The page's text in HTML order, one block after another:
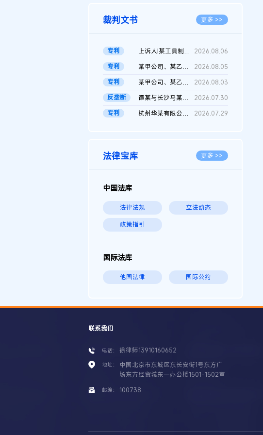
裁判文书 更多 >>
专利 上诉人I某工具制品有限公司与被上诉人程某及一审被告中华人民共和...
2026.08.06
专利
某甲公司、某乙公司、某丙公司申请诉前行为保全复议裁定书
2026.08.05
专利
某甲公司、某乙公司、官某与某丙公司专利申请权权属纠纷 二审判决...
2026.08.03
反垄断
谭某与长沙马某堆农产品股份有限公司滥用市场支配地位纠纷二审裁...
2026.07.30
专利
杭州华某有限公司与菲某有限公司侵害发明专利权纠纷 2026.07.29
法律宝库 更多 >>
中国法库
法律法规 立法动态
政策指引
国际法库
他国法律 国际公约
联系我们
电话： 徐律师13910160652
地址：
中国北京市东城区东长安街1号东方广
场东方经贸城东一办公楼1501-1502室
邮编： 100738